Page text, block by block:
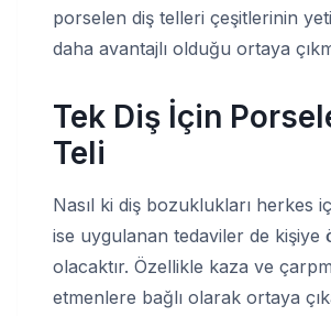
porselen diş telleri çeşitlerinin
daha avantajlı olduğu ortaya
Tek Diş İçin
Teli
Nasıl ki diş bozuklukları herkes
ise uygulanan tedaviler de kişiye
olacaktır. Özellikle kaza ve
etmenlere bağlı olarak ortaya